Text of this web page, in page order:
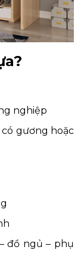
nghiệp
có gương hoặc
đồ ngủ – phụ